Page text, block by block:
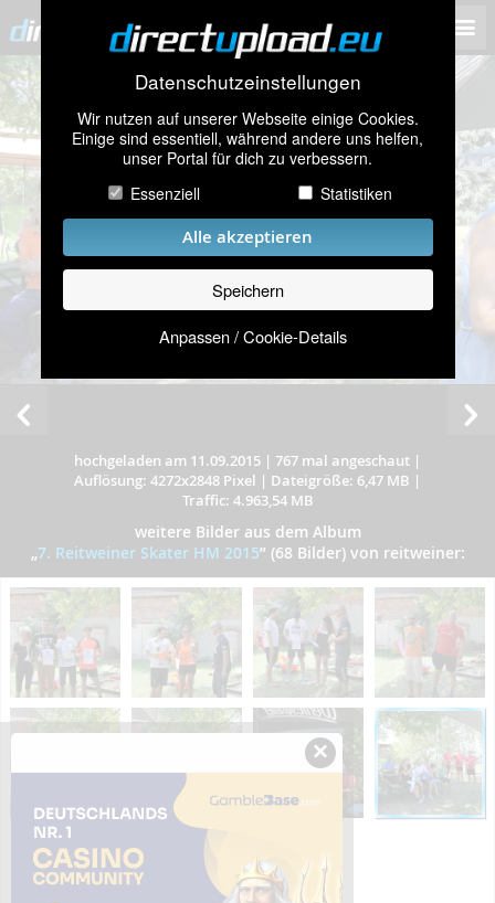
Datenschutzeinstellungen
Wir nutzen auf unserer Webseite einige Cookies.
Einige sind essentiell, während andere uns helfen,
unser Portal für dich zu verbessern.
Essenziell
Statistiken
Alle akzeptieren
Speichern
Anpassen / Cookie-Details
hochgeladen am 11.09.2015 | 767 mal angeschaut |
Auflösung: 4272x2848 Pixel | Dateigröße: 6,47 MB |
Traffic: 4.963,54 MB
weitere Bilder aus dem Album
„7. Reitweiner Skater HM 2015” (68 Bilder) von reitweiner:
×